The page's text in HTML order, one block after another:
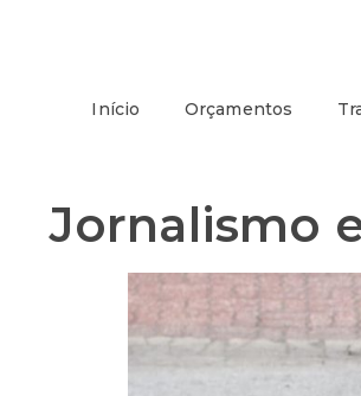
Início Orçamentos
Jornalismo